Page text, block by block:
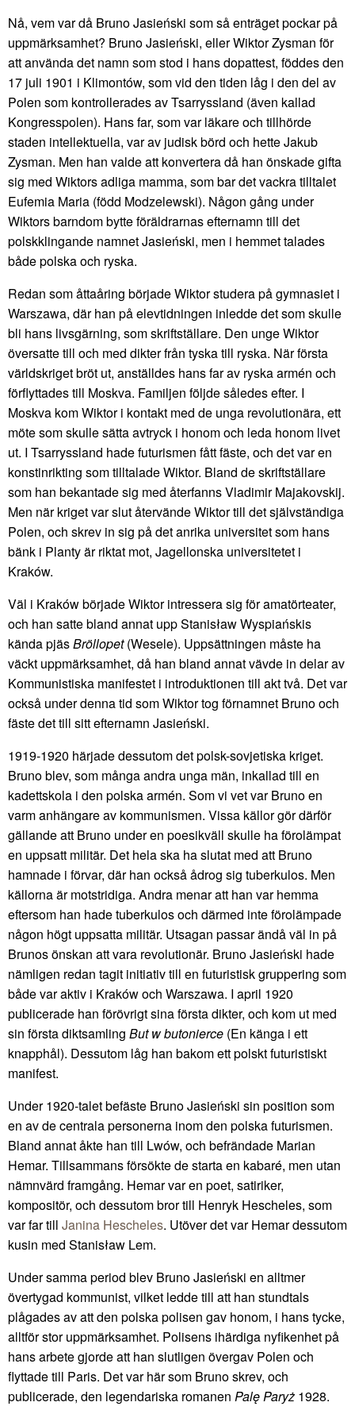
Nå, vem var då Bruno Jasieński som så enträget pockar på
uppmärksamhet? Bruno Jasieński, eller Wiktor Zysman för
att använda det namn som stod i hans dopattest, föddes den
17 juli 1901 i Klimontów, som vid den tiden låg i den del av
Polen som kontrollerades av Tsarryssland (även kallad
Kongresspolen). Hans far, som var läkare och tillhörde
staden intellektuella, var av judisk börd och hette Jakub
Zysman. Men han valde att konvertera då han önskade gifta
sig med Wiktors adliga mamma, som bar det vackra tilltalet
Eufemia Maria (född Modzelewski). Någon gång under
Wiktors barndom bytte föräldrarnas efternamn till det
polskklingande namnet Jasieński, men i hemmet talades
både polska och ryska.
Redan som åttaåring började Wiktor studera på gymnasiet i
Warszawa, där han på elevtidningen inledde det som skulle
bli hans livsgärning, som skriftställare. Den unge Wiktor
översatte till och med dikter från tyska till ryska. När första
världskriget bröt ut, anställdes hans far av ryska armén och
förflyttades till Moskva. Familjen följde således efter. I
Moskva kom Wiktor i kontakt med de unga revolutionära, ett
möte som skulle sätta avtryck i honom och leda honom livet
ut. I Tsarryssland hade futurismen fått fäste, och det var en
konstinrikting som tilltalade Wiktor. Bland de skriftställare
som han bekantade sig med återfanns Vladimir Majakovskij.
Men när kriget var slut återvände Wiktor till det självständiga
Polen, och skrev in sig på det anrika universitet som hans
bänk i Planty är riktat mot, Jagellonska universitetet i
Kraków.
Väl i Kraków började Wiktor intressera sig för amatörteater,
och han satte bland annat upp Stanisław Wyspiańskis
kända pjäsBröllopet(Wesele). Uppsättningen måste ha
väckt uppmärksamhet, då han bland annat vävde in delar av
Kommunistiska manifestet i introduktionen till akt två. Det var
också under denna tid som Wiktor tog förnamnet Bruno och
fäste det till sitt efternamn Jasieński.
1919-1920 härjade dessutom det polsk-sovjetiska kriget.
Bruno blev, som många andra unga män, inkallad till en
kadettskola i den polska armén. Som vi vet var Bruno en
varm anhängare av kommunismen. Vissa källor gör därför
gällande att Bruno under en poesikväll skulle ha förolämpat
en uppsatt militär. Det hela ska ha slutat med att Bruno
hamnade i förvar, där han också ådrog sig tuberkulos. Men
källorna är motstridiga. Andra menar att han var hemma
eftersom han hade tuberkulos och därmed inte förolämpade
någon högt uppsatta militär. Utsagan passar ändå väl in på
Brunos önskan att vara revolutionär. Bruno Jasieński hade
nämligen redan tagit initiativ till en futuristisk gruppering som
både var aktiv i Kraków och Warszawa. I april 1920
publicerade han förövrigt sina första dikter, och kom ut med
sin första diktsamling But w butonierce (En känga i ett
knapphål). Dessutom låg han bakom ett polskt futuristiskt
manifest.
Under 1920-talet befäste Bruno Jasieński sin position som
en av de centrala personerna inom den polska futurismen.
Bland annat åkte han till Lwów, och befrändade Marian
Hemar. Tillsammans försökte de starta en kabaré, men utan
nämnvärd framgång. Hemar var en poet, satiriker,
kompositör, och dessutom bror till Henryk Hescheles, som
var far till Janina Hescheles. Utöver det var Hemar dessutom
kusin med Stanisław Lem.
Under samma period blev Bruno Jasieński en alltmer
övertygad kommunist, vilket ledde till att han stundtals
plågades av att den polska polisen gav honom, i hans tycke,
alltför stor uppmärksamhet. Polisens ihärdiga nyfikenhet på
hans arbete gjorde att han slutligen övergav Polen och
flyttade till Paris. Det var här som Bruno skrev, och
publicerade, den legendariska romanen Palę Paryż 1928.